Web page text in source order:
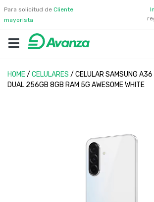
Para solicitud de Cliente
mayorista
HOME/ CELULARES / CELULAR SAMSUNG
DUAL 256GB 8GB RAM 5G AWESOME WHITE